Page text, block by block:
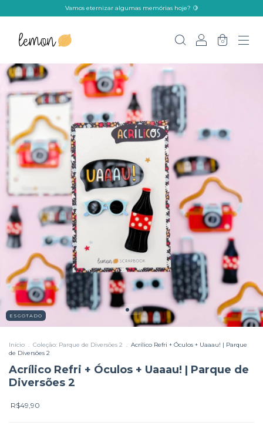
Vamos eternizar algumas memórias hoje? 🍋
0
ESGOTADO
Início . Coleção: Parque de Diversões 2 . Acrílico Refri + Óculos + Uaaau! | Parque
de Diversões 2
Acrílico Refri + Óculos + Uaaau! | Parque de
Diversões 2
R$49,90